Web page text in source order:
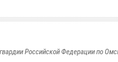
Российской Федерации по